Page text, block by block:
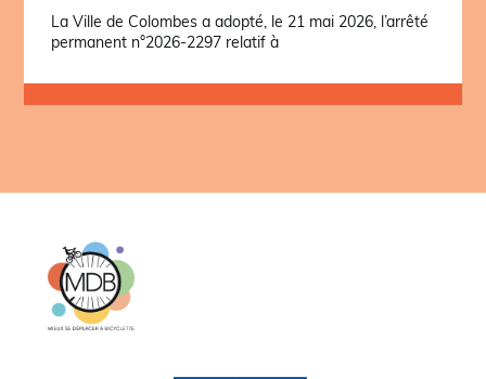
La Ville de Colombes a adopté, le 21 mai 2026, l’arrêté
permanent n°2026-2297 relatif à